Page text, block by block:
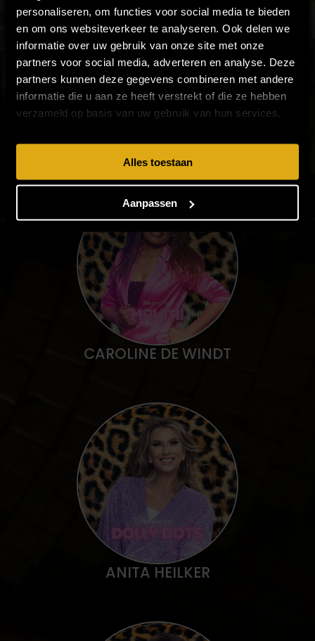
personaliseren, om functies voor social media te bieden
en om ons websiteverkeer te analyseren. Ook delen we
informatie over uw gebruik van onze site met onze
partners voor social media, adverteren en analyse. Deze
partners kunnen deze gegevens combineren met andere
informatie die u aan ze heeft verstrekt of die ze hebben
verzameld op basis van uw gebruik van hun services.
Alles toestaan
Aanpassen
CAROLINE DE WINDT
ANITA HEILKER